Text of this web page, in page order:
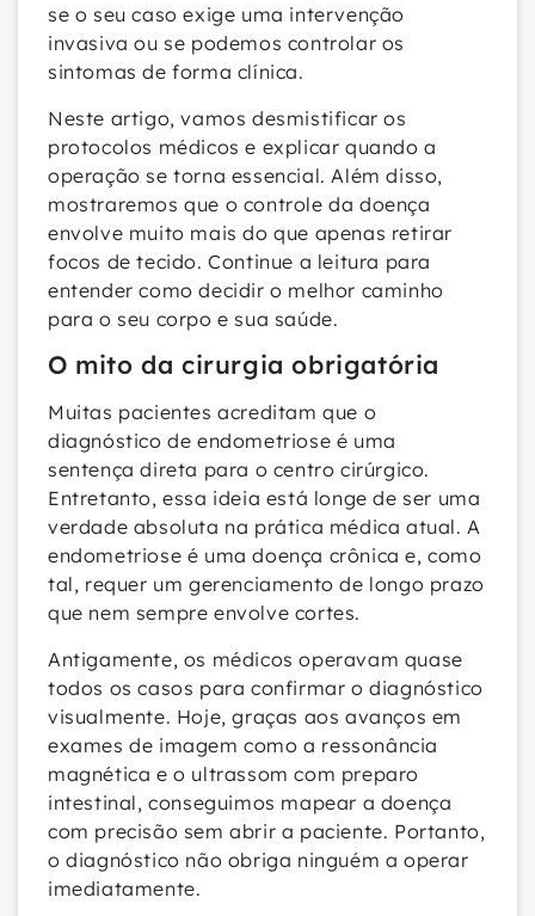
se o seu caso exige uma intervenção
invasiva ou se podemos controlar os
sintomas de forma clínica.
Neste artigo, vamos desmistificar os
protocolos médicos e explicar quando a
operação se torna essencial. Além disso,
mostraremos que o controle da doença
envolve muito mais do que apenas retirar
focos de tecido. Continue a leitura para
entender como decidir o melhor caminho
para o seu corpo e sua saúde.
O mito da cirurgia obrigatória
Muitas pacientes acreditam que o
diagnóstico de endometriose é uma
sentença direta para o centro cirúrgico.
Entretanto, essa ideia está longe de ser uma
verdade absoluta na prática médica atual. A
endometriose é uma doença crônica e, como
tal, requer um gerenciamento de longo prazo
que nem sempre envolve cortes.
Antigamente, os médicos operavam quase
todos os casos para confirmar o diagnóstico
visualmente. Hoje, graças aos avanços em
exames de imagem como a ressonância
magnética e o ultrassom com preparo
intestinal, conseguimos mapear a doença
com precisão sem abrir a paciente. Portanto,
o diagnóstico não obriga ninguém a operar
imediatamente.